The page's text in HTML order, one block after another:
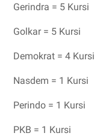
Gerindra = 5 Kursi
Golkar = 5 Kursi
Demokrat = 4 Kursi
Nasdem = 1 Kursi
Perindo = 1 Kursi
PKB = 1 Kursi